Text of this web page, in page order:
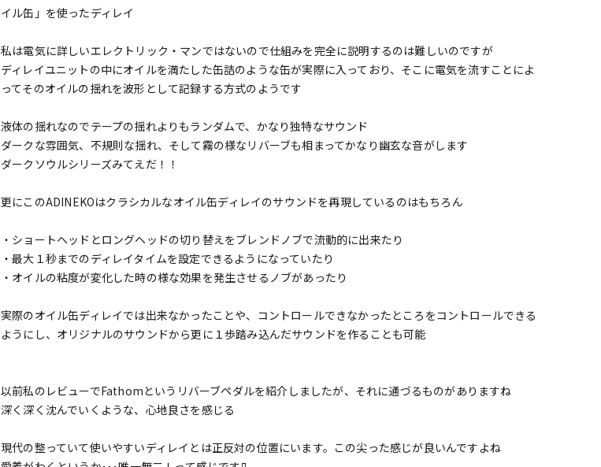
イル缶」を使ったディレイ
私は電気に詳しいエレクトリック・マンではないので仕組みを完全に説明するのは難しいのですが
ディレイユニットの中にオイルを満たした缶詰のような缶が実際に入っており、そこに電気を流すことによ
ってそのオイルの揺れを波形として記録する方式のようです
液体の揺れなのでテープの揺れよりもランダムで、かなり独特なサウンド
ダークな雰囲気、不規則な揺れ、そして霧の様なリバーブも相まってかなり幽玄な音がします
ダークソウルシリーズみてえだ！！
更にこのADINEKOはクラシカルなオイル缶ディレイのサウンドを再現しているのはもちろん
・ショートヘッドとロングヘッドの切り替えをブレンドノブで流動的に出来たり
・最大１秒までのディレイタイムを設定できるようになっていたり
・オイルの粘度が変化した時の様な効果を発生させるノブがあったり
実際のオイル缶ディレイでは出来なかったことや、コントロールできなかったところをコントロールできる
ようにし、オリジナルのサウンドから更に１歩踏み込んだサウンドを作ることも可能
以前私のレビューでFathomというリバーブペダルを紹介しましたが、それに通づるものがありますね
深く深く沈んでいくような、心地良さを感じる
現代の整っていて使いやすいディレイとは正反対の位置にいます。この尖った感じが良いんですよね